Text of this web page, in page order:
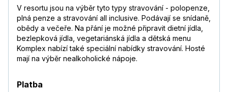
V resortu jsou na výběr tyto typy stravování - polopenze,
plná penze a stravování all inclusive. Podávají se snídaně,
obědy a večeře. Na přání je možné připravit dietní jídla,
bezlepková jídla, vegetariánská jídla a dětská menu
Komplex nabízí také speciální nabídky stravování. Hosté
mají na výběr nealkoholické nápoje.
Platba